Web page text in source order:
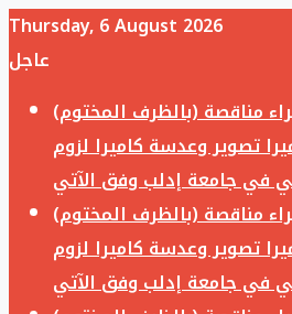
Thursday, 6 August 2026
عاجل
مناقصة (بالظرف المختوم)
تصوير وعدسة كاميرا لزوم
مناقصة (بالظرف المختوم)
تصوير وعدسة كاميرا لزوم